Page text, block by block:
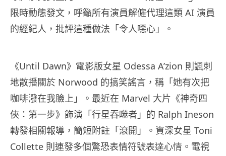
限時動態發文，呼籲所有演員解僱代理這類 AI 演員
的經紀人，批評這種做法「令人噁心」。
《Until Dawn》電影版女星 Odessa A’zion 則諷刺
地散播關於 Norwood 的搞笑謠言，稱「她有次把
咖啡潑在我臉上」。最近在 Marvel 大片《神奇四
俠：第一步》飾演「行星吞噬者」的 Ralph Ineson
轉發相關報導，簡短附註「滾開」。資深女星 Toni
Collette 則連發多個驚恐表情符號表達心情。電視